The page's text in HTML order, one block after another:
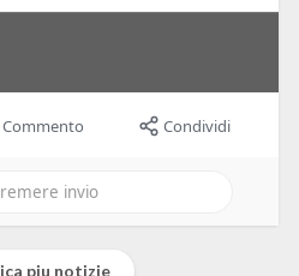
Commento Condividi
piu notizie